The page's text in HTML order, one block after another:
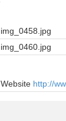
img_0458.jpg
img_0460.jpg
Website http://